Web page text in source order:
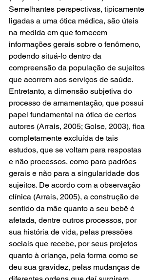
Semelhantes perspectivas, tipicamente
ligadas a uma ótica médica, são úteis
na medida em que fornecem
informações gerais sobre o fenômeno,
podendo situá-lo dentro da
compreensão da população de sujeitos
que acorrem aos serviços de saúde.
Entretanto, a dimensão subjetiva do
processo de amamentação, que possui
papel fundamental na ótica de certos
autores (Arrais, 2005; Golse, 2003), fica
completamente excluída de tais
estudos, que se voltam para respostas
e não processos, como para padrões
gerais e não para a singularidade dos
sujeitos. De acordo com a observação
clínica (Arrais, 2005), a construção de
sentido da mãe quanto a seu bebê é
afetada, dentre outros processos, por
sua história de vida, pelas pressões
sociais que recebe, por seus projetos
quanto à criança, pela forma como se
deu sua gravidez, pelas mudanças de